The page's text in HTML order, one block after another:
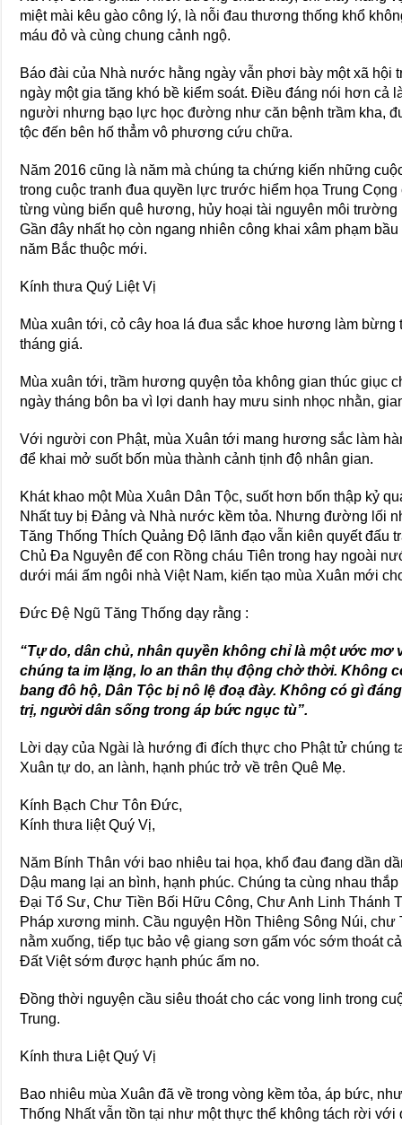
miệt mài kêu gào công lý, là nỗi đau thương thống khổ
máu đỏ và cùng chung cảnh ngộ.
Báo đài của Nhà nước hằng ngày vẫn phơi bày một xã hội
ngày một gia tăng khó bề kiểm soát. Điều đáng nói hơn cả
người nhưng bạo lực học đường như căn bệnh trầm kha,
tộc đến bên hố thẳm vô phương cứu chữa.
Năm 2016 cũng là năm mà chúng ta chứng kiến những
trong cuộc tranh đua quyền lực trước hiểm họa Trung
từng vùng biển quê hương, hủy hoại tài nguyên môi
Gần đây nhất họ còn ngang nhiên công khai xâm phạm
năm Bắc thuộc mới.
Kính thưa Quý Liệt Vị
Mùa xuân tới, cỏ cây hoa lá đua sắc khoe hương làm
tháng giá.
Mùa xuân tới, trầm hương quyện tỏa không gian thúc giục
ngày tháng bôn ba vì lợi danh hay mưu sinh nhọc nhằn,
Với người con Phật, mùa Xuân tới mang hương sắc làm
để khai mở suốt bốn mùa thành cảnh tịnh độ nhân gian.
Khát khao một Mùa Xuân Dân Tộc, suốt hơn bốn thập kỷ
Nhất tuy bị Đảng và Nhà nước kềm tỏa. Nhưng đường lối
Tăng Thống Thích Quảng Độ lãnh đạo vẫn kiên quyết đấu
Chủ Đa Nguyên để con Rồng cháu Tiên trong hay ngoài
dưới mái ấm ngôi nhà Việt Nam, kiến tạo mùa Xuân mới
Đức Đệ Ngũ Tăng Thống dạy rằng :
“Tự do, dân chủ, nhân quyền không chỉ là một ước mơ
chúng ta im lặng, lo an thân thụ động chờ thời. Không
bang đô hộ, Dân Tộc bị nô lệ đoạ đày. Không có gì
trị, người dân sống trong áp bức ngục tù”.
Lời dạy của Ngài là hướng đi đích thực cho Phật tử chúng
Xuân tự do, an lành, hạnh phúc trở về trên Quê Mẹ.
Kính Bạch Chư Tôn Đức,
Kính thưa liệt Quý Vị,
Năm Bính Thân với bao nhiêu tai họa, khổ đau đang dần
Dậu mang lại an bình, hạnh phúc. Chúng ta cùng nhau
Đại Tổ Sư, Chư Tiền Bối Hữu Công, Chư Anh Linh Thánh
Pháp xương minh. Cầu nguyện Hồn Thiêng Sông Núi,
nằm xuống, tiếp tục bảo vệ giang sơn gấm vóc sớm thoát
Đất Việt sớm được hạnh phúc ấm no.
Đồng thời nguyện cầu siêu thoát cho các vong linh trong
Trung.
Kính thưa Liệt Quý Vị
Bao nhiêu mùa Xuân đã về trong vòng kềm tỏa, áp bức,
Thống Nhất vẫn tồn tại như một thực thể không tách rời